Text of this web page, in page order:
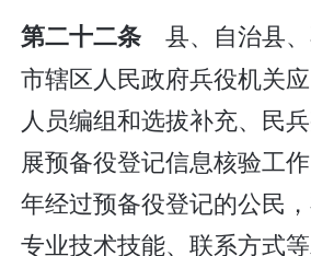
第二十二条 县、自治县、
市辖区人民政府兵役机关
人员编组和选拔补充、民
展预备役登记信息核验工
年经过预备役登记的公民，
专业技术技能、联系方式